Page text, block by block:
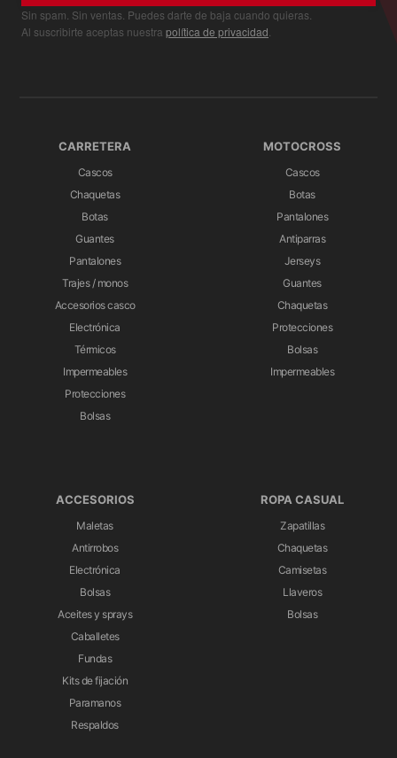
Sin spam. Sin ventas. Puedes darte de baja cuando quieras.
Al suscribirte aceptas nuestra política de privacidad.
CARRETERA
Cascos
Chaquetas
Botas
Guantes
Pantalones
Trajes / monos
Accesorios casco
Electrónica
Térmicos
Impermeables
Protecciones
Bolsas
MOTOCROSS
Cascos
Botas
Pantalones
Antiparras
Jerseys
Guantes
Chaquetas
Protecciones
Bolsas
Impermeables
ACCESORIOS
Maletas
Antirrobos
Electrónica
Bolsas
Aceites y sprays
Caballetes
Fundas
Kits de fijación
Paramanos
Respaldos
ROPA CASUAL
Zapatillas
Chaquetas
Camisetas
Llaveros
Bolsas